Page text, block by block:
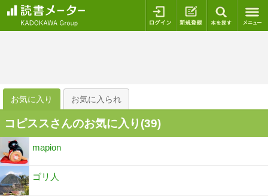
ログイン 新規登録
お気に入り お気に入られ
コピススさんのお気に入り(39)
mapion
ゴリ人